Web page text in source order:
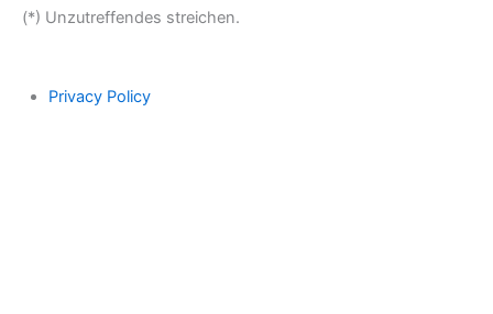
(*) Unzutreffendes streichen.
Privacy Policy